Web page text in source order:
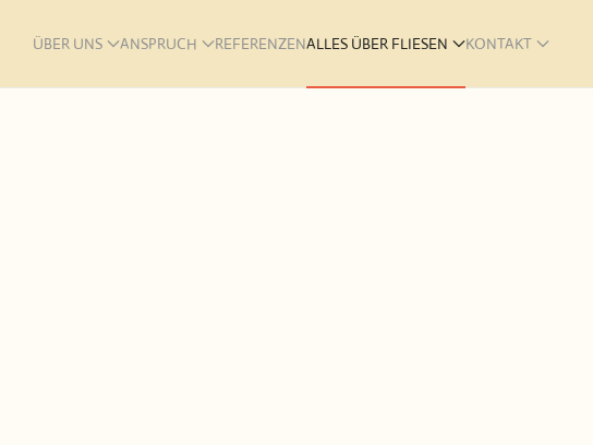
ÜBER UNS ANSPRUCH REFERENZENALLES ÜBER FLIESEN KONTAKT